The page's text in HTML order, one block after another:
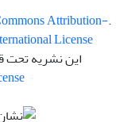
.This work is licensed under a
Attribution-
License
این نشریه تحت